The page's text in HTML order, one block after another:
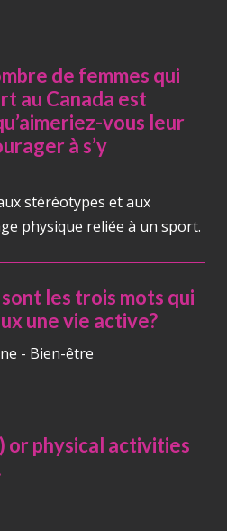
de femmes qui
au Canada est
vous leur
à s’y
stéréotypes et aux
physique reliée à un sport.
les trois mots qui
une vie active?
- Bien-être
or physical activities